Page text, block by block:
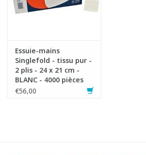
Essuie-mains
Singlefold - tissu pur -
2 plis - 24 x 21 cm -
BLANC - 4000 pièces
(20x200)
€56,00